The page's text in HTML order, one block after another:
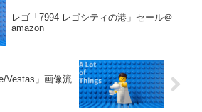
レゴ「7994 レゴシティの港」セール＠
amazon
Vestas」画像流